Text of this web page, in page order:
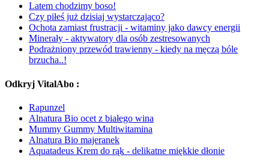
Latem chodzimy boso!
Czy piłeś już dzisiaj wystarczająco?
Ochota zamiast frustracji - witaminy jako dawcy energii
Minerały - aktywatory dla osób zestresowanych
Podrażniony przewód trawienny - kiedy na męczą bóle
brzucha..!
Odkryj VitalAbo :
Rapunzel
Alnatura Bio ocet z białego wina
Mummy Gummy Multiwitamina
Alnatura Bio majeranek
Aquatadeus Krem do rąk - delikatne miękkie dłonie